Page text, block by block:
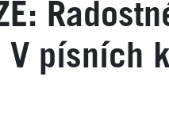
V písních